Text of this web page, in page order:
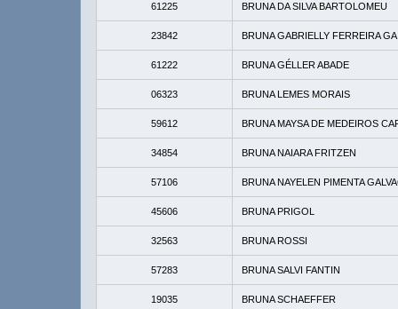
61225 BRUNA DA SILVA BARTOLOMEU
23842 BRUNA GABRIELLY FERREIRA
61222 BRUNA GÉLLER ABADE
06323 BRUNA LEMES MORAIS
59612 BRUNA MAYSA DE MEDEIROS
34854 BRUNA NAIARA FRITZEN
57106 BRUNA NAYELEN PIMENTA
45606 BRUNA PRIGOL
32563 BRUNA ROSSI
57283 BRUNA SALVI FANTIN
19035 BRUNA SCHAEFFER